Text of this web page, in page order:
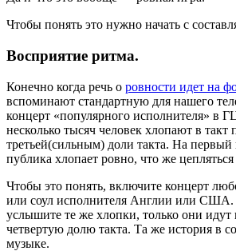
Чтобы понять это нужно начать с
Восприятие ритма.
Конечно когда речь о ровности идет на
вспоминают стандартную для нашего
концерт «популярного исполнителя» в
несколько тысяч человек хлопают в такт
третьей(сильным) доли такта. На первый
публика хлопает ровно, что же
Чтобы это понять, включите концерт
или соул исполнителя Англии или США.
услышите те же хлопки, только они идут
четвертую долю такта. Та же история в
музыке.